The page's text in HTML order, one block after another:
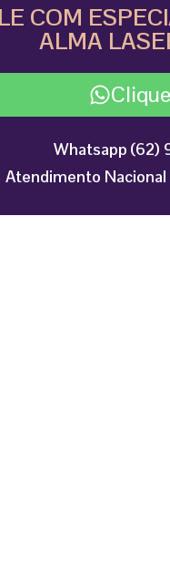
COM
ALMA
Whatsapp (62)
Atendimento